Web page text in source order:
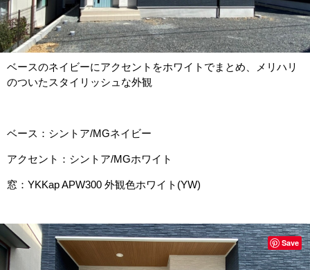
ベースのネイビーにアクセントをホワイトでまとめ、メリハリ
のついたスタイリッシュな外観
ベース：シントア/MGネイビー
アクセント：シントア/MGホワイト
窓：YKKap APW300 外観色ホワイト(YW)
Save